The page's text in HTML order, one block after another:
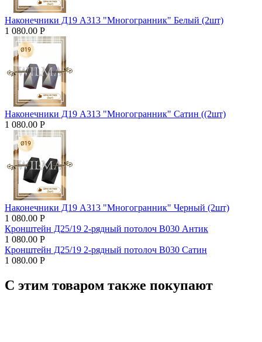
Наконечники Д19 А313 "Многогранник" Белый (2шт)
1 080.00 Р
Наконечники Д19 А313 "Многогранник" Сатин ((2шт)
1 080.00 Р
Наконечники Д19 А313 "Многогранник" Черный (2шт)
1 080.00 Р
Кронштейн Д25/19 2-рядный потолоч В030 Антик
1 080.00 Р
Кронштейн Д25/19 2-рядный потолоч В030 Сатин
1 080.00 Р
С этим товаром также покупают